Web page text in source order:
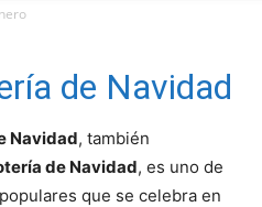
Curiosas
del
de Navidad
Navidad, también
de Navidad, es uno de
que se celebra en